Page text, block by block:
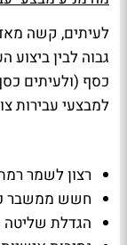
לעיתים, קשה
גבוה לבין
כסף (ולעיתים
למבצעי עבירות
רצון לשמר
חשש ממשבר
הגדלת שליטה